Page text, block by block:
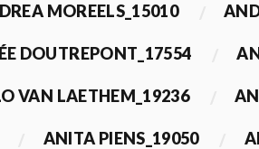
MOREELS_15010
DOUTREPONT_17554
VAN LAETHEM_19236
ANITA PIENS_19050